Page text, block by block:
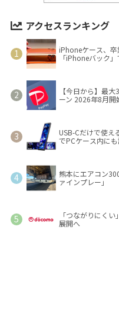
アクセスランキング
iPhoneケース、
「iPhoneバック
【今日から】最
ーン 2026年8月開
USB-Cだけで使
でPCケース内に
熊本にエアコン
ァインプレー」
「つながりにく
展開へ